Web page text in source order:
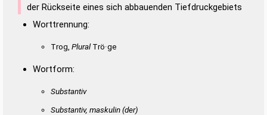
der Rückseite eines sich abbauenden Tiefdruckgebiets
Worttrennung:
Trog, PluralTrö·ge
Wortform:
Substantiv
Substantiv, maskulin(der)